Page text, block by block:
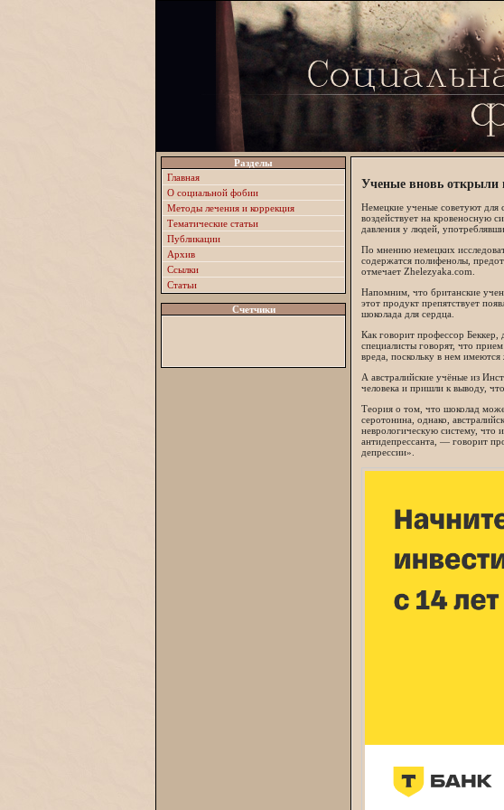
Разделы
Главная
О социальной фобии
Методы лечения и коррекция
Тематические статьи
Публикации
Архив
Ссылки
Статьи
Счетчики
Ученые вновь открыли
Немецкие ученые советуют для
воздействует на кровеносную
давления у людей,
По мнению немецких
содержатся полифенолы,
отмечает Zhelezyaka.com.
Напомним, что британские
этот продукт препятствует
шоколада для сердца.
Как говорит профессор
специалисты говорят, что
вреда, поскольку в нем имеются
А австралийские учёные из
человека и пришли к выводу,
Теория о том, что шоколад
серотонина, однако,
неврологическую систему, что
антидепрессанта, — говорит
депрессии».